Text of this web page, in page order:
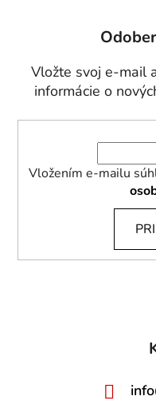
Vložte svoj e-mail
informácie o
Vložením e-mailu
info